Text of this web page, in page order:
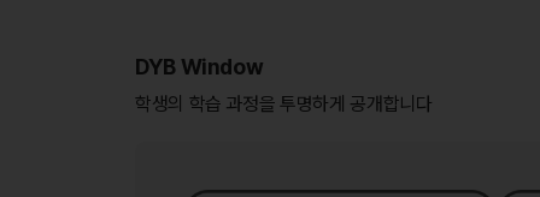
DYB Window
학생의 학습 과정을 투명하게 공개합니다